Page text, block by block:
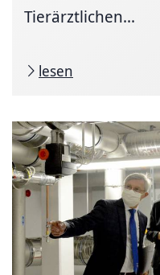
Tierärztlichen...
lesen